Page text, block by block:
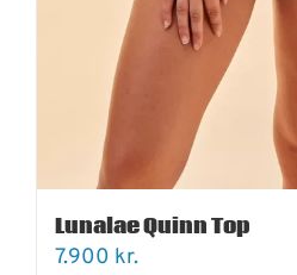
Lunalae Quinn Top
7.900 kr.